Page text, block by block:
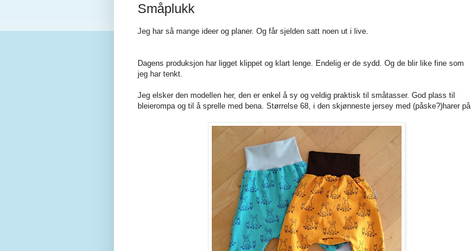
Småplukk
Jeg har så mange ideer og planer. Og får sjelden satt noen ut i live.
Dagens produksjon har ligget klippet og klart lenge. Endelig er de sydd. Og de blir like fine som
jeg har tenkt.
Jeg elsker den modellen her, den er enkel å sy og veldig praktisk til småtasser. God plass til
bleierompa og til å sprelle med bena. Størrelse 68, i den skjønneste jersey med (påske?)harer på.